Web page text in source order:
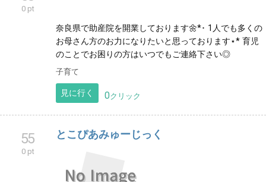
0 pt
奈良県で助産院を開業しております🌼*･ 1人でも多くの
お母さん方のお力になりたいと思っております⋆* 育児
のことでお困りの方はいつでもご連絡下さい◎
子育て
見に行く 0クリック
55
0 pt
とこぴあみゅーじっく